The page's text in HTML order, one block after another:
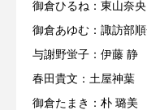
御倉ひるね：東山奈央
御倉あゆむ：諏訪部
与謝野蛍子：伊藤 静
春田貴文：土屋神葉
御倉たまき：朴 璐美